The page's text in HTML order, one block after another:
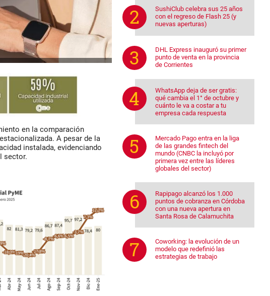
en la comparación
A pesar de la
instalada, evidenciando
sector.
SushiClub celebra sus 25 años
con el regreso de Flash 25 (y
nuevas aperturas)
DHL Express inauguró su primer
punto de venta en la provincia
de Corrientes
WhatsApp deja de ser gratis:
qué cambia el 1° de octubre y
cuánto le va a costar a tu
empresa cada respuesta
Mercado Pago entra en la liga
de las grandes fintech del
mundo (CNBC la incluyó por
primera vez entre las líderes
globales del sector)
Rapipago alcanzó los 1.000
puntos de cobranza en Córdoba
con una nueva apertura en
Santa Rosa de Calamuchita
Coworking: la evolución de un
modelo que redefinió las
estrategias de trabajo